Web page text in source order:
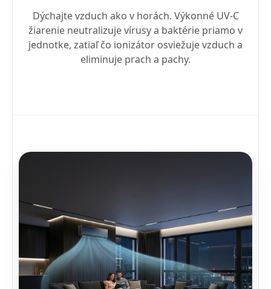
Dýchajte vzduch ako v horách. Výkonné UV-C
žiarenie neutralizuje vírusy a baktérie priamo v
jednotke, zatiaľ čo ionizátor osviežuje vzduch a
eliminuje prach a pachy.